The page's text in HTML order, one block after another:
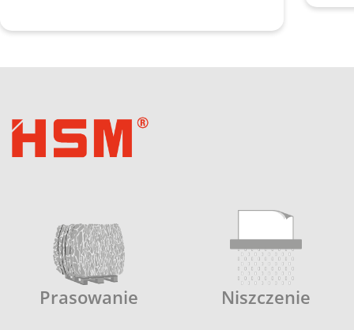
Prasowanie Niszczenie